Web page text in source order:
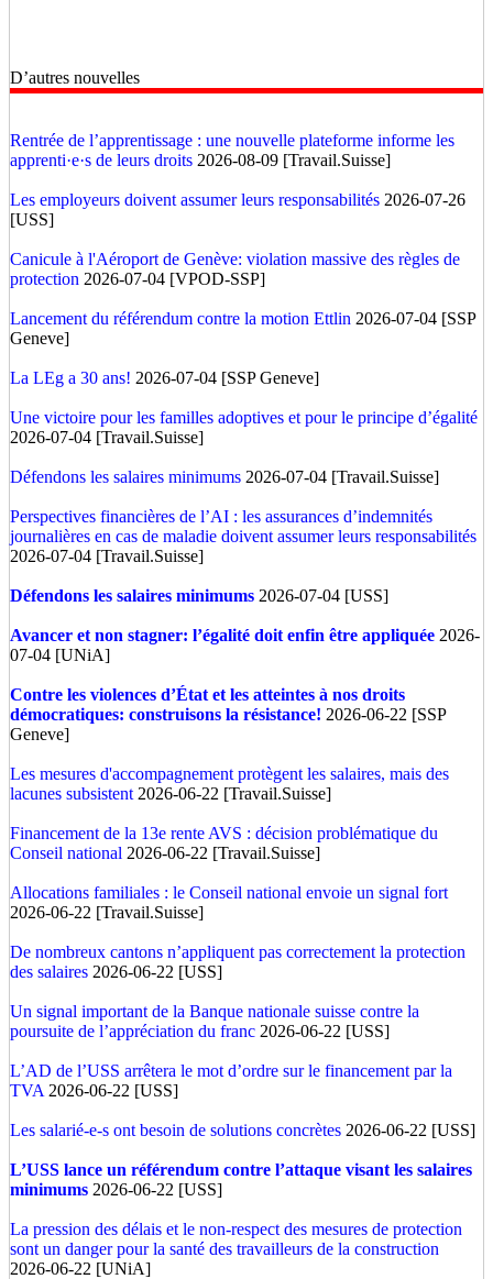
D’autres nouvelles
Rentrée de l’apprentissage : une nouvelle plateforme informe les
apprenti·e·s de leurs droits 2026-08-09 [Travail.Suisse]
Les employeurs doivent assumer leurs responsabilités 2026-07-26
[USS]
Canicule à l'Aéroport de Genève: violation massive des règles de
protection 2026-07-04 [VPOD-SSP]
Lancement du référendum contre la motion Ettlin 2026-07-04 [SSP
Geneve]
La LEg a 30 ans! 2026-07-04 [SSP Geneve]
Une victoire pour les familles adoptives et pour le principe d’égalité
2026-07-04 [Travail.Suisse]
Défendons les salaires minimums 2026-07-04 [Travail.Suisse]
Perspectives financières de l’AI : les assurances d’indemnités
journalières en cas de maladie doivent assumer leurs responsabilités
2026-07-04 [Travail.Suisse]
Défendons les salaires minimums 2026-07-04 [USS]
Avancer et non stagner: l’égalité doit enfin être appliquée 2026-
07-04 [UNiA]
Contre les violences d’État et les atteintes à nos droits
démocratiques: construisons la résistance! 2026-06-22 [SSP
Geneve]
Les mesures d'accompagnement protègent les salaires, mais des
lacunes subsistent 2026-06-22 [Travail.Suisse]
Financement de la 13e rente AVS : décision problématique du
Conseil national 2026-06-22 [Travail.Suisse]
Allocations familiales : le Conseil national envoie un signal fort
2026-06-22 [Travail.Suisse]
De nombreux cantons n’appliquent pas correctement la protection
des salaires 2026-06-22 [USS]
Un signal important de la Banque nationale suisse contre la
poursuite de l’appréciation du franc 2026-06-22 [USS]
L’AD de l’USS arrêtera le mot d’ordre sur le financement par la
TVA 2026-06-22 [USS]
Les salarié-e-s ont besoin de solutions concrètes 2026-06-22 [USS]
L’USS lance un référendum contre l’attaque visant les salaires
minimums 2026-06-22 [USS]
La pression des délais et le non-respect des mesures de protection
sont un danger pour la santé des travailleurs de la construction
2026-06-22 [UNiA]